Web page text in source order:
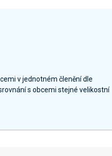
v jednotném členění dle
s obcemi stejné velikostní